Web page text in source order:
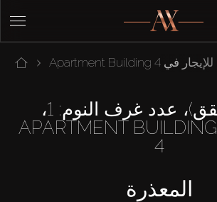
عقار (شقق)، عدد غرف النوم: 1،
للإيجار في APARTMENT BUILDING
4
المعذرة